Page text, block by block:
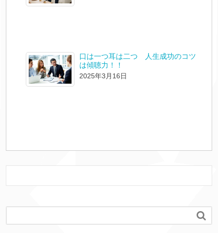
口は一つ耳は二つ 人生成功のコツ
は傾聴力！！
2025年3月16日
